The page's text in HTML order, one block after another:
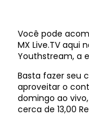
Você pode
MX Live.TV aqui
Youthstream, a
Basta fazer seu
aproveitar o
domingo ao
cerca de 13,00